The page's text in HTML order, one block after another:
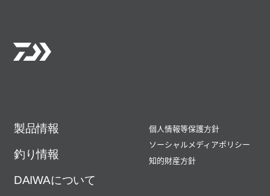
製品情報
釣り情報
DAIWAについて
個人情報等保護方針
ソーシャルメディアポリシー
知的財産方針